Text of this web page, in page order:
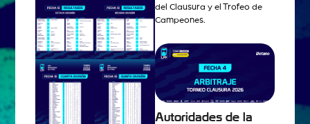
del Clausura y el Trofeo de
Campeones.
Autoridades de la